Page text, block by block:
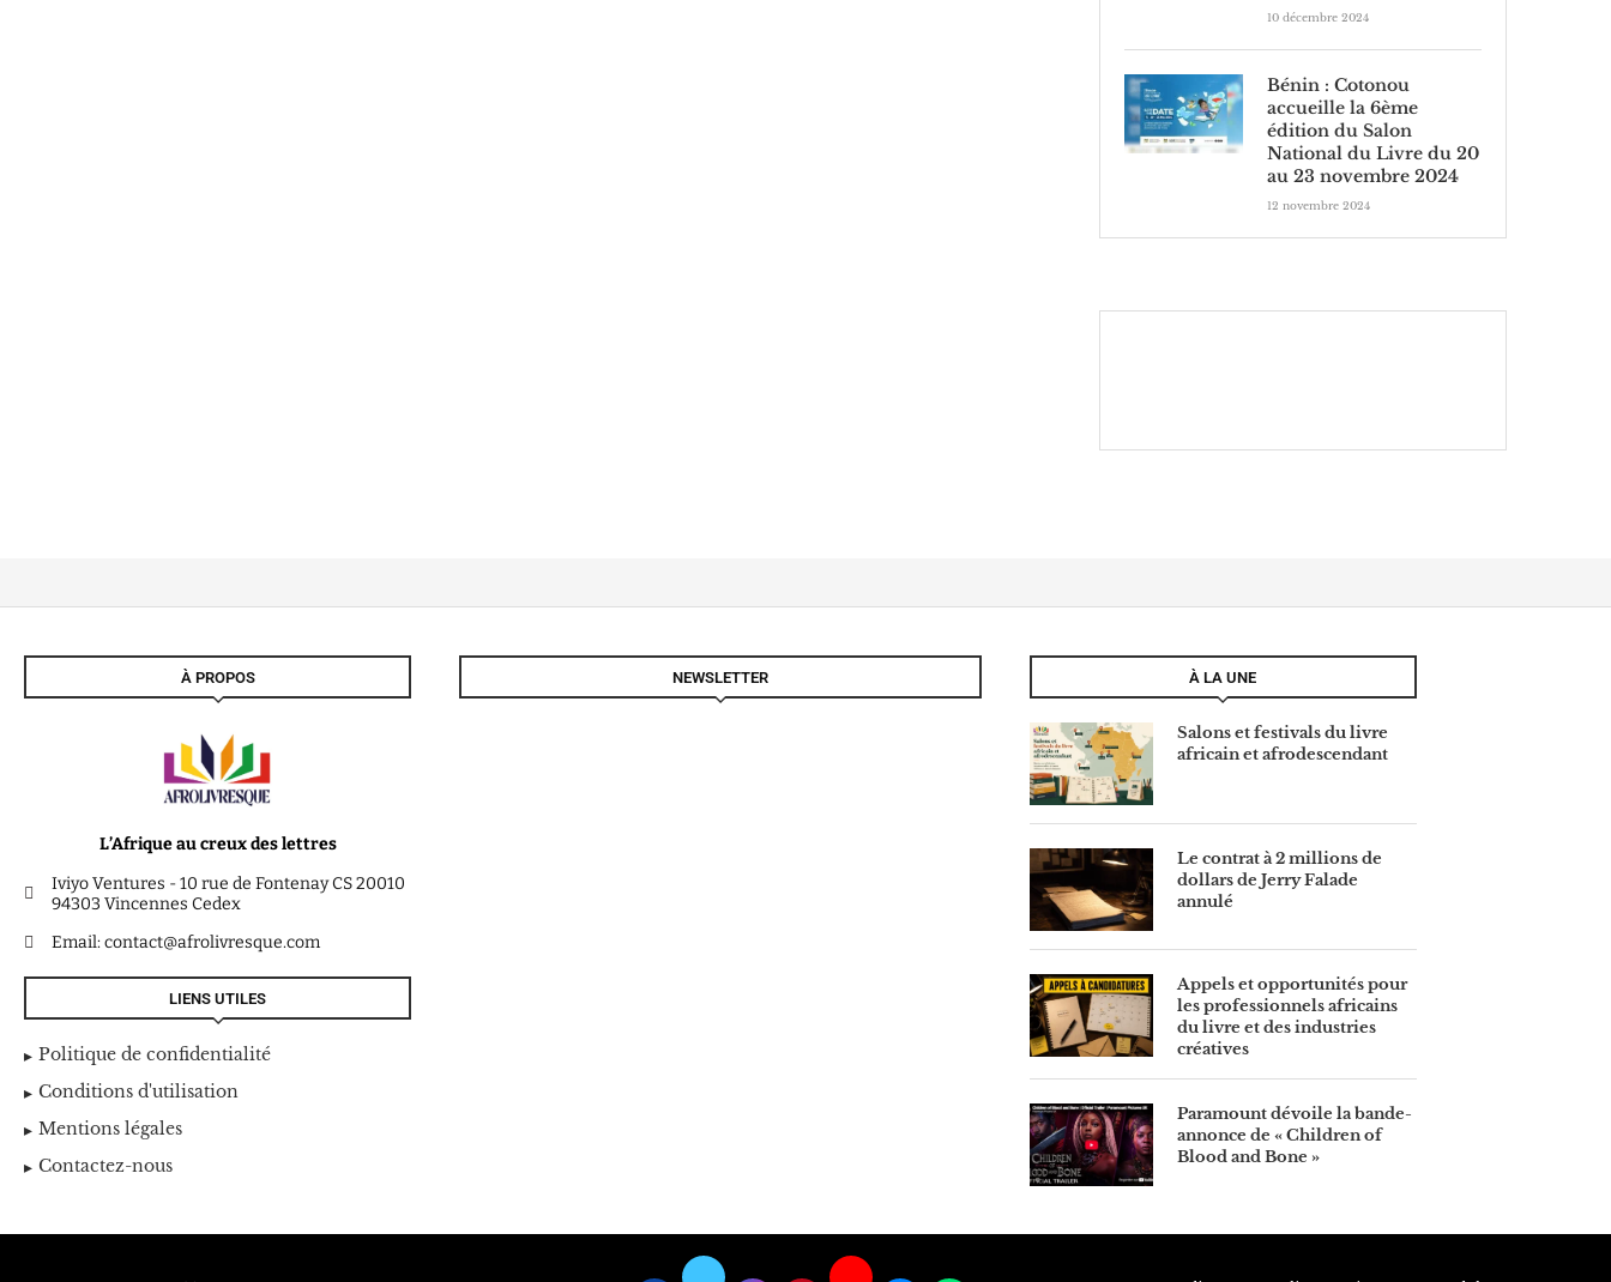
10 décembre 2024
Bénin : Cotonou
accueille la 6ème
édition du Salon
National du Livre du 20
au 23 novembre 2024
12 novembre 2024
À PROPOS
L’Afrique au creux des lettres
Iviyo Ventures - 10 rue de Fontenay CS 20010
94303 Vincennes Cedex
Email: contact@afrolivresque.com
LIENS UTILES
Politique de confidentialité
Conditions d'utilisation
Mentions légales
Contactez-nous
NEWSLETTER À LA UNE
Salons et festivals du livre
africain et afrodescendant
Le contrat à 2 millions de
dollars de Jerry Falade
annulé
Appels et opportunités pour
les professionnels africains
du livre et des industries
créatives
Paramount dévoile la bande-
annonce de « Children of
Blood and Bone »